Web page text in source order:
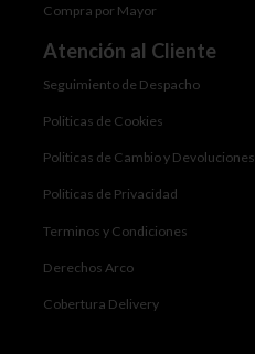
Compra por Mayor
Atención al Cliente
Seguimiento de Despacho
Politicas de Cookies
Politicas de Cambio y Devoluciones
Politicas de Privacidad
Terminos y Condiciones
Derechos Arco
Cobertura Delivery